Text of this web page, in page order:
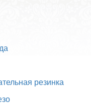
резинка